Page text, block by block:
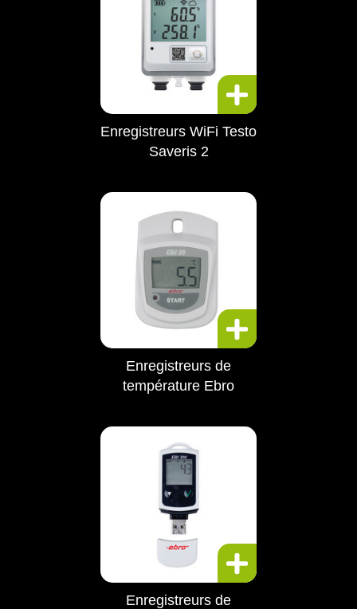
Enregistreurs WiFi Testo
Saveris 2
Enregistreurs de
température Ebro
Enregistreurs de